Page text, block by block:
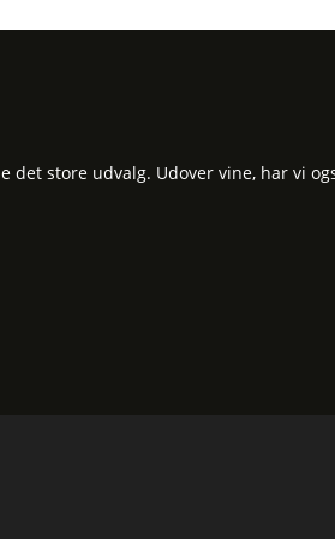
store udvalg. Udover vine, har vi